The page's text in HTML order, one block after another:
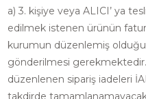
a) 3. kişiye veya ALICI’ ya
edilmek istenen ürünün
kurumun düzenlemiş olduğu
gönderilmesi gerekmektedir.
düzenlenen sipariş iadeleri
takdirde